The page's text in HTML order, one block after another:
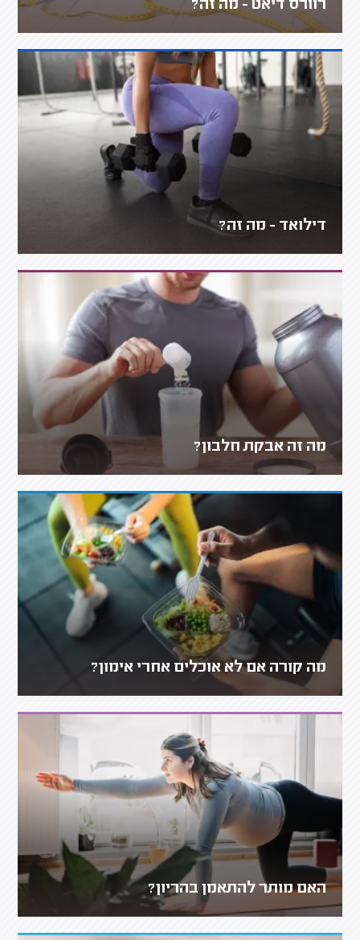
רוורס דיאט - מה זה?
דילואד - מה זה?
מה זה אבקת חלבון?
מה קורה אם לא אוכלים אחרי אימון?
האם מותר להתאמן בהריון?